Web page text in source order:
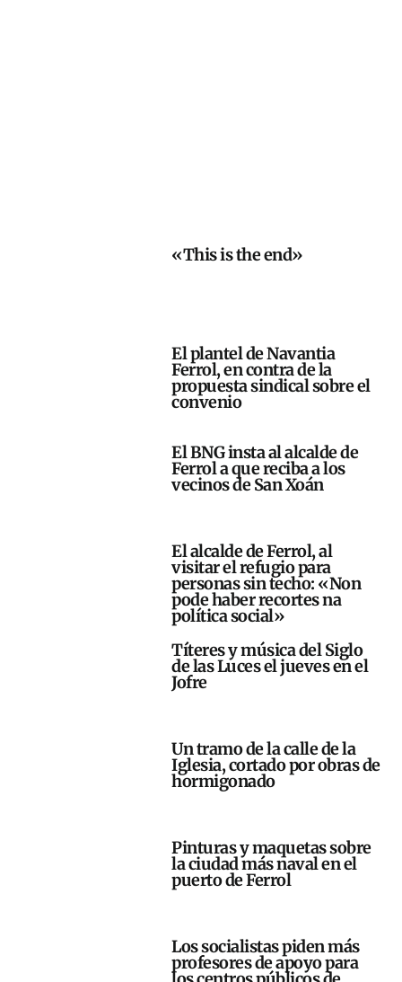
«This is the end»
El plantel de Navantia
Ferrol, en contra de la
propuesta sindical sobre el
convenio
El BNG insta al alcalde de
Ferrol a que reciba a los
vecinos de San Xoán
El alcalde de Ferrol, al
visitar el refugio para
personas sin techo: «Non
pode haber recortes na
política social»
Títeres y música del Siglo
de las Luces el jueves en el
Jofre
Un tramo de la calle de la
Iglesia, cortado por obras de
hormigonado
Pinturas y maquetas sobre
la ciudad más naval en el
puerto de Ferrol
Los socialistas piden más
profesores de apoyo para